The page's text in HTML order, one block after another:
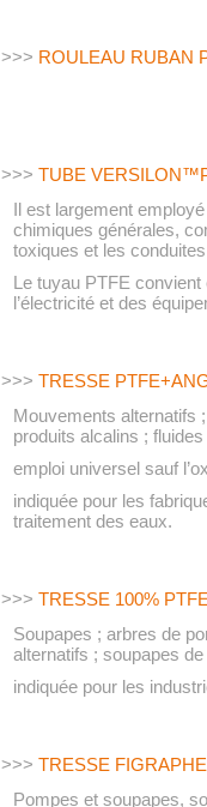
>>> ROULEAU RUBAN
>>> TUBE
Il est largement
chimiques générales,
toxiques et les
Le tuyau PTFE
l’électricité et des
>>> TRESSE
Mouvements alternatifs
produits alcalins ;
emploi universel sauf
indiquée pour les
traitement des eaux.
>>> TRESSE 100% PTFE
Soupapes ; arbres de
alternatifs ; soupapes
indiquée pour les
>>> TRESSE
Pompes et soupapes,